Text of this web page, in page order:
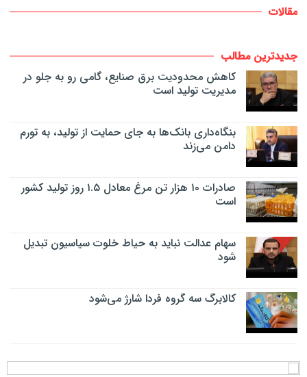
مقالات
جدیدترین مطالب
کاهش محدودیت برق صنایع، گامی رو به جلو در
مدیریت تولید است
بنگاه‌داری بانک‌ها به جای حمایت از تولید، به تورم
دامن می‌زند
صادرات ۱۰ هزار تن مرغ معادل ۱.۵ روز تولید کشور
است
سهام عدالت نباید به حیاط خلوت سیاسیون تبدیل
شود
کالابرگ سه گروه فردا شارژ می‌شود